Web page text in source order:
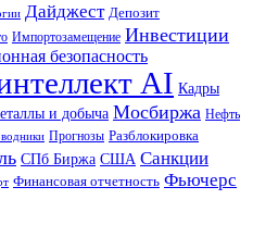
Дайджест Депозит
Импортозамещение Инвестиции
безопасность
AI Кадры
и добыча Мосбиржа Нефть
Прогнозы Разблокировка
СПб Биржа США Санкции
Финансовая отчетность Фьючерс